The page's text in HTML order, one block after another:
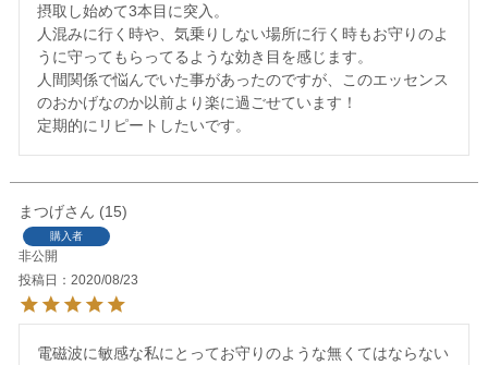
摂取し始めて3本目に突入。
人混みに行く時や、気乗りしない場所に行く時もお守りのよ
うに守ってもらってるような効き目を感じます。
人間関係で悩んでいた事があったのですが、このエッセンス
のおかげなのか以前より楽に過ごせています！
まつげ 15
購入者
非公開
投稿日
2020/08/23
電磁波に敏感な私にとってお守りのような無くてはならない